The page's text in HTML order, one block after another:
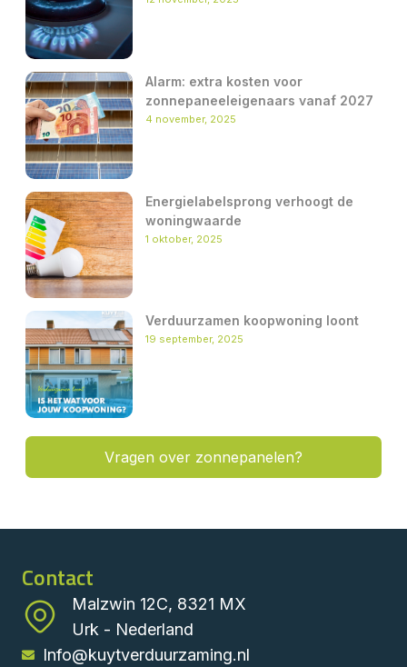
Alarm: extra kosten voor
zonnepaneeleigenaars vanaf 2027
4 november, 2025
Energielabelsprong verhoogt de
woningwaarde
1 oktober, 2025
Verduurzamen koopwoning loont
19 september, 2025
Vragen over zonnepanelen?
Contact
Malzwin 12C, 8321 MX
Urk - Nederland
Info@kuytverduurzaming.nl